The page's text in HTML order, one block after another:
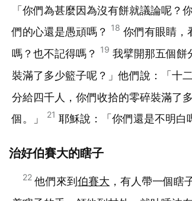
「你們為甚麼因為沒有餅就議論呢？
們的心還是愚頑嗎？
18 你們有眼睛，
嗎？也不記得嗎？
19 我擘開那五個餅
裝滿了多少籃子呢？」他們說：「十
分給四千人，你們收拾的零碎裝滿了
個。」
21 耶穌說：「你們還是不明白
治好伯賽大的瞎子
22 他們來到 伯賽大 ，有人帶一個瞎